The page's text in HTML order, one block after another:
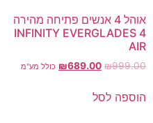
אוהל 4 אנשים פתיחה מהירה
INFINITY EVERGLADES 4
AIR
₪999.00
₪689.00 כולל מע"מ
הוספה לסל